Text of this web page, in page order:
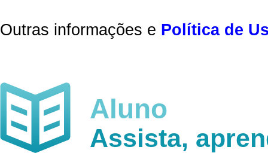
Outras informações e Política de
Aluno
Assista,